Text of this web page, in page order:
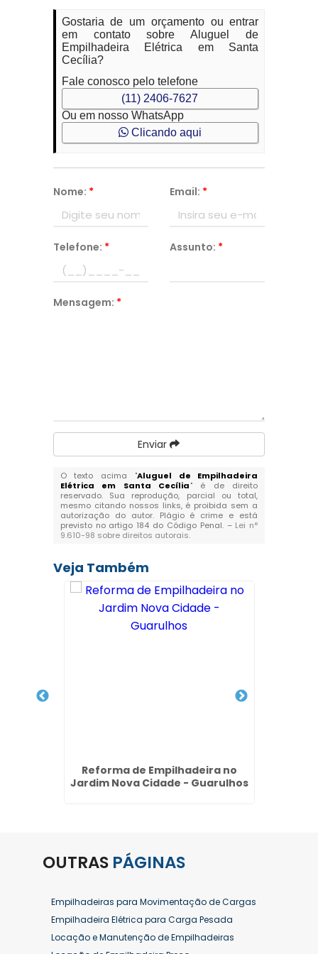
Gostaria de um orçamento ou entrar
em contato sobre Aluguel de
Empilhadeira Elétrica em Santa
Cecília?
Fale conosco pelo telefone
(11) 2406-7627
Ou em nosso WhatsApp
Clicando aqui
Nome: * Email: *
Telefone: * Assunto: *
Mensagem: *
Enviar
O texto acima "Aluguel de Empilhadeira
Elétrica em Santa Cecília" é de direito
reservado. Sua reprodução, parcial ou total,
mesmo citando nossos links, é proibida sem a
autorização do autor. Plágio é crime e está
previsto no artigo 184 do Código Penal. – Lei n°
9.610-98 sobre direitos autorais.
Veja Também
Reforma de Empilhadeira no
Jardim Nova Cidade - Guarulhos
OUTRAS PÁGINAS
Empilhadeiras para Movimentação de Cargas
Empilhadeira Elétrica para Carga Pesada
Locação e Manutenção de Empilhadeiras